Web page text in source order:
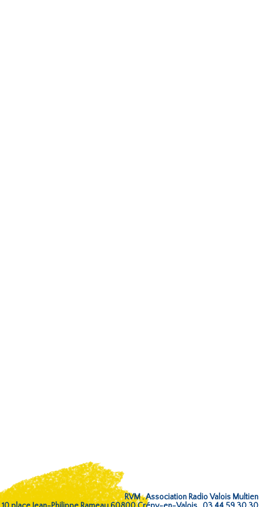
RVM . Association Radio Valois Multien